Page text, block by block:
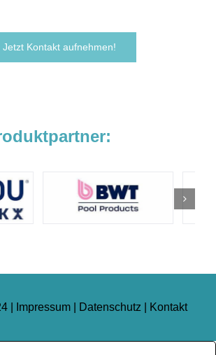
Jetzt Kontakt aufnehmen!
| Impressum Datenschutz Kontakt